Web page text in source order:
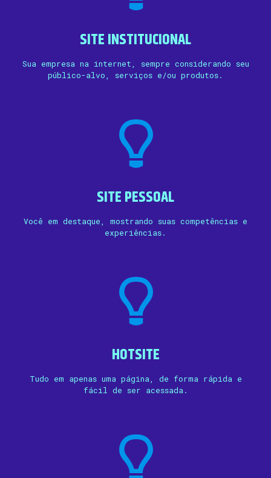
SITE INSTITUCIONAL
Sua empresa na internet, sempre considerando seu
público-alvo, serviços e/ou produtos.
SITE PESSOAL
Você em destaque, mostrando suas competências e
experiências.
HOTSITE
Tudo em apenas uma página, de forma rápida e
fácil de ser acessada.